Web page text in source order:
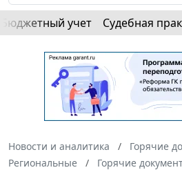
Бюджетный учет Судебная
Новости и аналитика
Горячие
Региональные
Горячие